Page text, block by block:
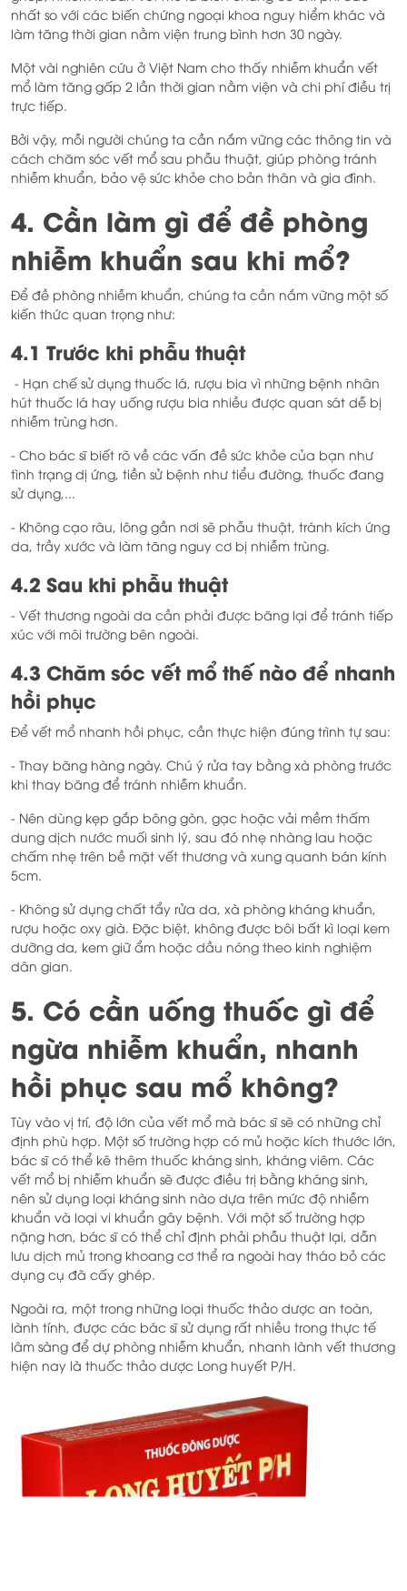
nhất so với các biến chứng ngoại khoa nguy hiểm khác và
làm tăng thời gian nằm viện trung bình hơn 30 ngày.
Một vài nghiên cứu ở Việt Nam cho thấy nhiễm khuẩn vết
mổ làm tăng gấp 2 lần thời gian nằm viện và chi phí điều trị
trực tiếp.
Bởi vậy, mỗi người chúng ta cần nắm vững các thông tin và
cách chăm sóc vết mổ sau phẫu thuật, giúp phòng tránh
nhiễm khuẩn, bảo vệ sức khỏe cho bản thân và gia đình.
4. Cần làm gì để đề phòng
nhiễm khuẩn sau khi mổ?
Để đề phòng nhiễm khuẩn, chúng ta cần nắm vững một số
kiến thức quan trọng như:
4.1 Trước khi phẫu thuật
- Hạn chế sử dụng thuốc lá, rượu bia vì những bệnh nhân
hút thuốc lá hay uống rượu bia nhiều được quan sát dễ bị
nhiễm trùng hơn.
- Cho bác sĩ biết rõ về các vấn đề sức khỏe của bạn như
tình trạng dị ứng, tiền sử bệnh như tiểu đường, thuốc đang
sử dụng,...
- Không cạo râu, lông gần nơi sẽ phẫu thuật, tránh kích ứng
da, trầy xước và làm tăng nguy cơ bị nhiễm trùng.
4.2 Sau khi phẫu thuật
- Vết thương ngoài da cần phải được băng lại để tránh tiếp
xúc với môi trường bên ngoài.
4.3 Chăm sóc vết mổ thế nào để nhanh
hồi phục
Để vết mổ nhanh hồi phục, cần thực hiện đúng trình tự sau:
- Thay băng hàng ngày. Chú ý rửa tay bằng xà phòng trước
khi thay băng để tránh nhiễm khuẩn.
- Nên dùng kẹp gắp bông gòn, gạc hoặc vải mềm thấm
dung dịch nước muối sinh lý, sau đó nhẹ nhàng lau hoặc
chấm nhẹ trên bề mặt vết thương và xung quanh bán kính
5cm.
- Không sử dụng chất tẩy rửa da, xà phòng kháng khuẩn,
rượu hoặc oxy già. Đặc biệt, không được bôi bất kì loại kem
dưỡng da, kem giữ ẩm hoặc dầu nóng theo kinh nghiệm
dân gian.
5. Có cần uống thuốc gì để
ngừa nhiễm khuẩn, nhanh
hồi phục sau mổ không?
Tùy vào vị trí, độ lớn của vết mổ mà bác sĩ sẽ có những chỉ
định phù hợp. Một số trường hợp có mủ hoặc kích thước lớn,
bác sĩ có thể kê thêm thuốc kháng sinh, kháng viêm. Các
vết mổ bị nhiễm khuẩn sẽ được điều trị bằng kháng sinh,
nên sử dụng loại kháng sinh nào dựa trên mức độ nhiễm
khuẩn và loại vi khuẩn gây bệnh. Với một số trường hợp
nặng hơn, bác sĩ có thể chỉ định phải phẫu thuật lại, dẫn
lưu dịch mủ trong khoang cơ thể ra ngoài hay tháo bỏ các
dụng cụ đã cấy ghép.
Ngoài ra, một trong những loại thuốc thảo dược an toàn,
lành tính, được các bác sĩ sử dụng rất nhiều trong thực tế
lâm sàng để dự phòng nhiễm khuẩn, nhanh lành vết thương
hiện nay là thuốc thảo dược Long huyết P/H.